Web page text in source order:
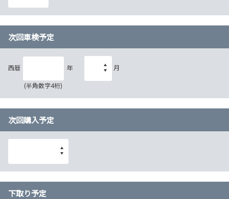
次回車検予定
西暦 年
(半角数字4桁)
月
次回購入予定
下取り予定